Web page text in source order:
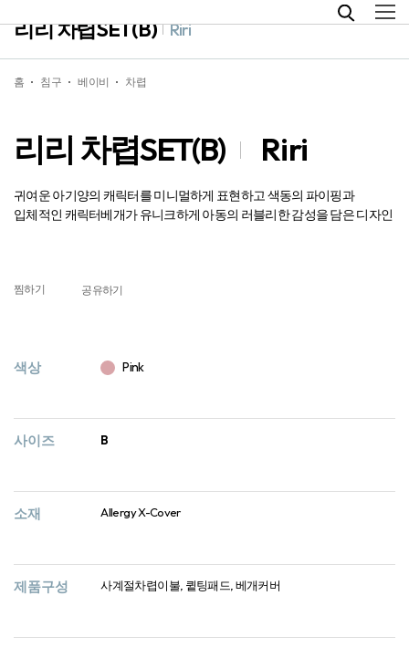
홈 침구 베이비 차렵
리리 차렵SET(B) Riri
귀여운 아기양의 캐릭터를 미니멀하게 표현하고 색동의 파이핑과
입체적인 캐릭터베개가 유니크하게 아동의 러블리한 감성을 담은 디자인
찜하기 공유하기
리리 차렵SET(B) Riri
색상 Pink
사이즈 B
소재 Allergy X-Cover
제품구성 사계절차렵이불, 큍팅패드, 베개커버